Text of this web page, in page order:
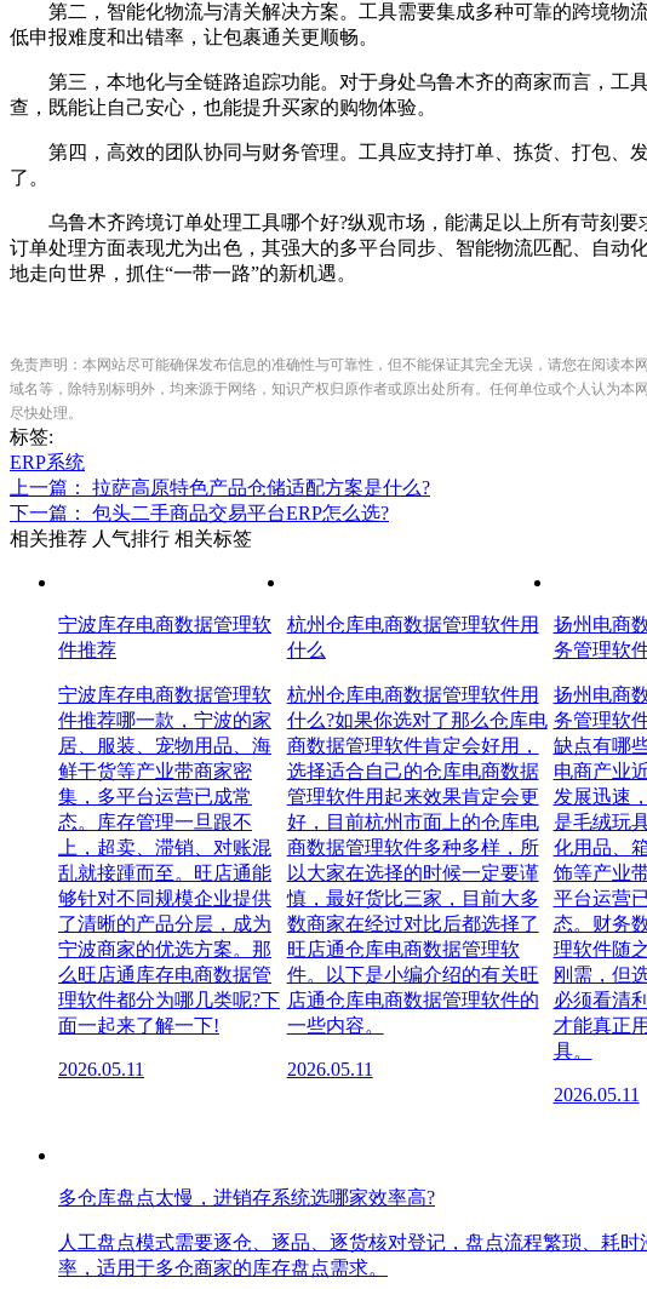
第二，智能化物流与清关解决方案。工具需要集成多种可靠的跨境物
低申报难度和出错率，让包裹通关更顺畅。
第三，本地化与全链路追踪功能。对于身处乌鲁木齐的商家而言，工具
查，既能让自己安心，也能提升买家的购物体验。
第四，高效的团队协同与财务管理。工具应支持打单、拣货、打包、发
了。
乌鲁木齐跨境订单处理工具哪个好?纵观市场，能满足以上所有苛刻要
订单处理方面表现尤为出色，其强大的多平台同步、智能物流匹配、自
地走向世界，抓住“一带一路”的新机遇。
免责声明：本网站尽可能确保发布信息的准确性与可靠性，但不能保证其完全无误，请您在阅读
域名等，除特别标明外，均来源于网络，知识产权归原作者或原出处所有。任何单位或个人认为
尽快处理。
标签:
ERP系统
上一篇： 拉萨高原特色产品仓储适配方案是什么?
下一篇： 包头二手商品交易平台ERP怎么选?
相关推荐 人气排行 相关标签
宁波库存电商数据管理软
件推荐
宁波库存电商数据管理软
件推荐哪一款，宁波的家
居、服装、宠物用品、海
鲜干货等产业带商家密
集，多平台运营已成常
态。库存管理一旦跟不
上，超卖、滞销、对账混
乱就接踵而至。旺店通能
够针对不同规模企业提供
了清晰的产品分层，成为
宁波商家的优选方案。那
么旺店通库存电商数据管
理软件都分为哪几类呢?下
面一起来了解一下!
2026.05.11
杭州仓库电商数据管理软件用
什么
杭州仓库电商数据管理软件用
什么?如果你选对了那么仓库电
商数据管理软件肯定会好用，
选择适合自己的仓库电商数据
管理软件用起来效果肯定会更
好，目前杭州市面上的仓库电
商数据管理软件多种多样，所
以大家在选择的时候一定要谨
慎，最好货比三家，目前大多
数商家在经过对比后都选择了
旺店通仓库电商数据管理软
件。以下是小编介绍的有关旺
店通仓库电商数据管理软件的
一些内容。
2026.05.11
扬州电商
务管理软
扬州电商
务管理软
缺点有哪
电商产业
发展迅速
是毛绒玩
化用品、
饰等产业
平台运营
态。财务
理软件随
刚需，但
必须看清
才能真正
具。
2026.05.11
多仓库盘点太慢，进销存系统选哪家效率高?
人工盘点模式需要逐仓、逐品、逐货核对登记，盘点流程繁琐、耗
率，适用于多仓商家的库存盘点需求。